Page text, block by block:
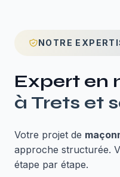
NOTRE
Expert en
à Trets et
Votre projet de
approche structurée.
étape par étape.